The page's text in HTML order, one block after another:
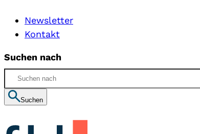
Newsletter
Kontakt
Suchen nach
Suchen